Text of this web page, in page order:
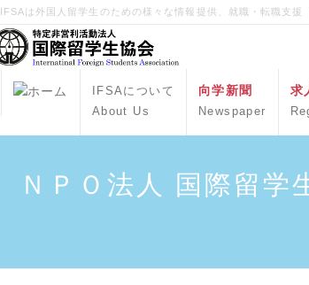
IFSAは外国人留学生のための様々な情報提供、就職・転職支援
IFSAについて
About Us
向学新聞
Newspaper
求
ＮＰＯ法人 国際留学